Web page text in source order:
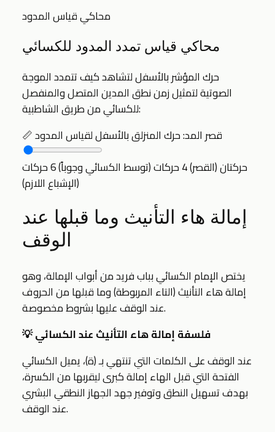
محاكي قياس المدود
محاكي قياس تمدد المدود للكسائي
حرك المؤشر بالأسفل لتشاهد كيف تتمدد الموجة
الصوتية لتمثيل زمن نطق المدين المتصل والمنفصل
للكسائي من طريق الشاطبية:
📏قصر المد: حرك المنزلق بالأسفل لقياس المدود
حركتان (القصر)4 حركات (توسط الكسائي وجوباً)
6 حركات
(الإشباع اللازم)
إمالة هاء التأنيث وما قبلها عند
الوقف
يختص الإمام الكسائي بباب فريد من أبواب الإمالة، وهو
إمالة هاء التأنيث (التاء المربوطة) وما قبلها من الحروف
عند الوقف عليها بشروط مخصوصة.
💡 فلسفة إمالة هاء التأنيث عند الكسائي
عند الوقف على الكلمات التي تنتهي بـ (ة)، يميل الكسائي
الفتحة التي قبل الهاء إمالة كبرى ليقربها من الكسرة،
بهدف تسهيل النطق وتوفير جهد الجهاز النطقي البشري
عند الوقف.